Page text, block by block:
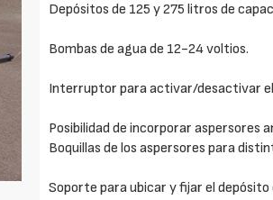
Depósitos de 125 y 275 litros de
Bombas de agua de 12-24 voltios.
Interruptor para activar/desactivar
Posibilidad de incorporar aspersores
Boquillas de los aspersores para
Soporte para ubicar y fijar el